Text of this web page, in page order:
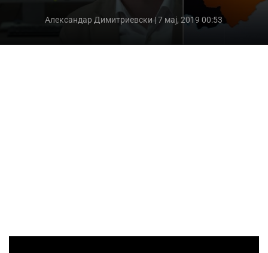
Александар Димитриевски | 7 мај, 2019 00:53